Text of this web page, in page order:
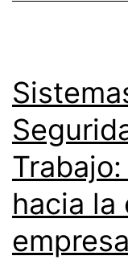
hacia la